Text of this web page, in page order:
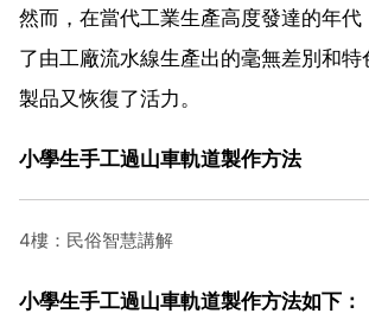
然而，在當代工業生產高度發達的年代
了由工廠流水線生產出的毫無差別和特
製品又恢復了活力。
小學生手工過山車軌道製作方法
4樓：民俗智慧講解
小學生手工過山車軌道製作方法如下：